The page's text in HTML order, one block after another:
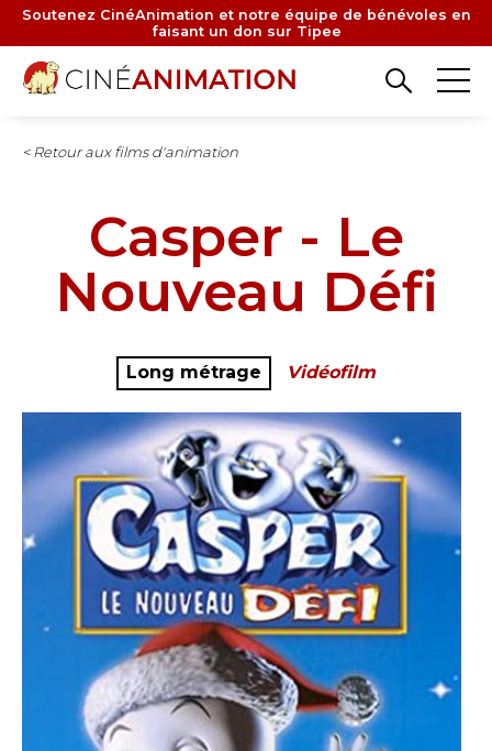
Aller
contenu
principal
Soutenez CinéAnimation et notre équipe de bénévoles en
faisant un don sur Tipee
< Retour aux films d'animation
Casper - Le
Nouveau Défi
Long métrage Vidéofilm